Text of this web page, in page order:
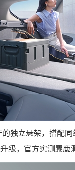
独立悬架，搭配
级，官方实测麋鹿